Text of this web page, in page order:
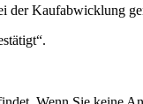
Kaufabwicklung